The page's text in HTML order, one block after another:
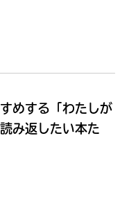
...
めする 「わたしが
み返したい本た